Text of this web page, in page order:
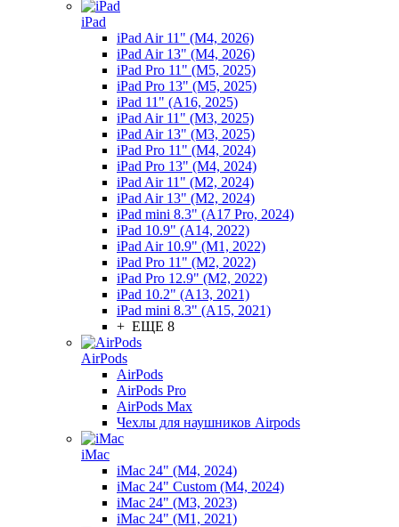
iPad
iPad Air 11" (M4, 2026)
iPad Air 13" (M4, 2026)
iPad Pro 11" (M5, 2025)
iPad Pro 13" (M5, 2025)
iPad 11" (A16, 2025)
iPad Air 11" (M3, 2025)
iPad Air 13" (M3, 2025)
iPad Pro 11" (M4, 2024)
iPad Pro 13" (M4, 2024)
iPad Air 11" (M2, 2024)
iPad Air 13" (M2, 2024)
iPad mini 8.3" (A17 Pro, 2024)
iPad 10.9" (A14, 2022)
iPad Air 10.9" (M1, 2022)
iPad Pro 11" (M2, 2022)
iPad Pro 12.9" (M2, 2022)
iPad 10.2" (A13, 2021)
iPad mini 8.3" (A15, 2021)
+ ЕЩЕ 8
AirPods
AirPods
AirPods Pro
AirPods Max
Чехлы для наушников Airpods
iMac
iMac 24" (M4, 2024)
iMac 24" Custom (M4, 2024)
iMac 24" (M3, 2023)
iMac 24" (M1, 2021)